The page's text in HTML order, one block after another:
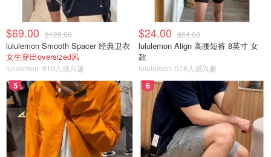
图片来自于@unsplash ，版权属于原作者
Top4 海岛：毛里求斯 Mauritius
毛里求斯也被称为缩小版肯尼亚，热带天堂有绝美海景还有
生活着各种神奇动物的雨林，天上地下海里各有各的玩法，
$69.00 $128.00
lululemon Smooth Spacer 经典卫衣
女生穿出oversized风
lululemon 810人感兴趣
$24.00 $64.00
lululemon Align 高腰短裤 8英寸 女
款
lululemon 518人感兴趣
5 6